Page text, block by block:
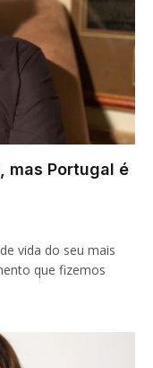
mas Portugal é
vida do seu mais
que fizemos